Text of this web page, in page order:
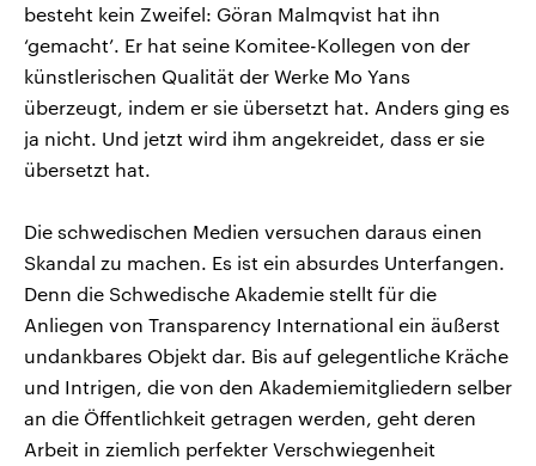
besteht kein Zweifel: Göran Malmqvist hat ihn
‘gemacht’. Er hat seine Komitee-Kollegen von der
künstlerischen Qualität der Werke Mo Yans
überzeugt, indem er sie übersetzt hat. Anders ging es
ja nicht. Und jetzt wird ihm angekreidet, dass er sie
übersetzt hat.
Die schwedischen Medien versuchen daraus einen
Skandal zu machen. Es ist ein absurdes Unterfangen.
Denn die Schwedische Akademie stellt für die
Anliegen von Transparency International ein äußerst
undankbares Objekt dar. Bis auf gelegentliche Kräche
und Intrigen, die von den Akademiemitgliedern selber
an die Öffentlichkeit getragen werden, geht deren
Arbeit in ziemlich perfekter Verschwiegenheit